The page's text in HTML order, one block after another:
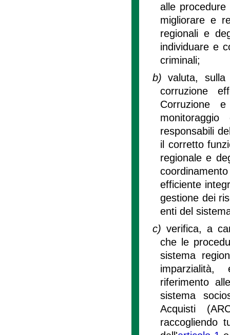
alle
migliorare e
regionali e
individuare e
criminali;
b)valuta,
corruzione
Corruzione
responsabili
il corretto
regionale e
efficiente
gestione dei
enti del
c) verifica, a
che le
sistema
imparzialità,
riferimento
sistema
Acquisti
raccogliendo